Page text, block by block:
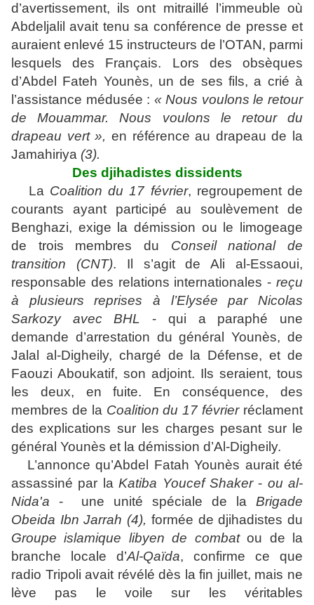
d’avertissement, ils ont mitraillé l’immeuble où
Abdeljalil avait tenu sa conférence de presse et
auraient enlevé 15 instructeurs de l’OTAN, parmi
lesquels des Français. Lors des obsèques
d’Abdel Fateh Younès, un de ses fils, a crié à
l’assistance médusée : « Nous voulons le retour
de Mouammar. Nous voulons le retour du
drapeau vert », en référence au drapeau de la
Jamahiriya (3).
Des djihadistes dissidents
La Coalition du 17 février, regroupement de
courants ayant participé au soulèvement de
Benghazi, exige la démission ou le limogeage
de trois membres du Conseil national de
transition (CNT). Il s’agit de Ali al-Essaoui,
responsable des relations internationales - reçu
à plusieurs reprises à l’Elysée par Nicolas
Sarkozy avec BHL
- qui a paraphé une
demande d’arrestation du général Younès, de
Jalal al-Digheily, chargé de la Défense, et de
Faouzi Aboukatif, son adjoint. Ils seraient, tous
les deux, en fuite. En conséquence, des
membres de la Coalition du 17 févrierréclament
des explications sur les charges pesant sur le
général Younès et la démission d’Al-Digheily.
L’annonce qu’Abdel Fatah Younès aurait été
assassiné par laKatiba Youcef Shaker- ou al-
Nida'a - une unité spéciale de la Brigade
Obeida Ibn Jarrah (4), formée de djihadistes du
Groupe islamique libyen de combatou de la
branche locale d’Al-Qaïda, confirme ce que
radio Tripoli avait révélé dès la fin juillet, mais ne
lève pas le voile sur les véritables